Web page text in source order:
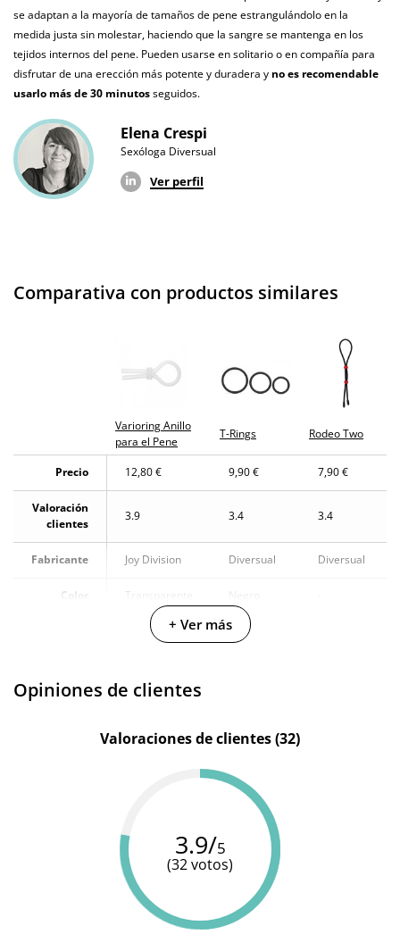
Envío discreto Paquete discreto y sin distintivos
Producto
¿Cuándo lo
recibo?
El lunes 10 de agosto (fecha estimada)
se adaptan a la mayoría de tamaños de pene estrangulándolo en la
medida justa sin molestar, haciendo que la sangre se mantenga en los
tejidos internos del pene. Pueden usarse en solitario o en compañía para
disfrutar de una erección más potente y duradera y no es recomendable
usarlo más de 30 minutosseguidos.
Elena Crespi
Sexóloga Diversual
Ver perfil
Comparativa con productos similares
Varioring Anillo
para el Pene
T-Rings Rodeo Two
Precio 12,80 € 9,90 € 7,90 €
Valoración
clientes
3.9 3.4 3.4
Fabricante Joy Division Diversual Diversual
Color Transparente Negro
Silicona Silicona
+ Ver más
Opiniones de clientes
Valoraciones de clientes (32)
3.9/5
(32 votos)